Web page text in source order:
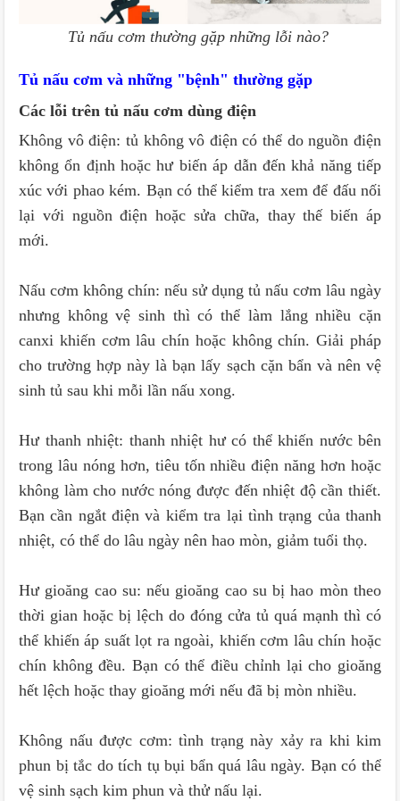
Tủ nấu cơm thường gặp những lỗi nào?
Tủ nấu cơm và những "bệnh" thường gặp
Các lỗi trên tủ nấu cơm dùng điện
Không vô điện: tủ không vô điện có thể do nguồn điện
không ổn định hoặc hư biến áp dẫn đến khả năng tiếp
xúc với phao kém. Bạn có thể kiểm tra xem để đấu nối
lại với nguồn điện hoặc sửa chữa, thay thế biến áp
mới.
Nấu cơm không chín: nếu sử dụng tủ nấu cơm lâu ngày
nhưng không vệ sinh thì có thể làm lắng nhiều cặn
canxi khiến cơm lâu chín hoặc không chín. Giải pháp
cho trường hợp này là bạn lấy sạch cặn bẩn và nên vệ
sinh tủ sau khi mỗi lần nấu xong.
Hư thanh nhiệt: thanh nhiệt hư có thể khiến nước bên
trong lâu nóng hơn, tiêu tốn nhiều điện năng hơn hoặc
không làm cho nước nóng được đến nhiệt độ cần thiết.
Bạn cần ngắt điện và kiểm tra lại tình trạng của thanh
nhiệt, có thể do lâu ngày nên hao mòn, giảm tuổi thọ.
Hư gioăng cao su: nếu gioăng cao su bị hao mòn theo
thời gian hoặc bị lệch do đóng cửa tủ quá mạnh thì có
thể khiến áp suất lọt ra ngoài, khiến cơm lâu chín hoặc
chín không đều. Bạn có thể điều chỉnh lại cho gioăng
hết lệch hoặc thay gioăng mới nếu đã bị mòn nhiều.
Không nấu được cơm: tình trạng này xảy ra khi kim
phun bị tắc do tích tụ bụi bẩn quá lâu ngày. Bạn có thể
vệ sinh sạch kim phun và thử nấu lại.